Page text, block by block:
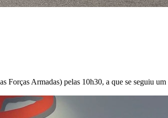
Armadas) pelas 10h30, a que se seguiu